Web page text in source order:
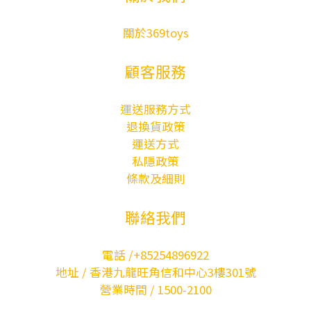
關於369toys
顧客服務
運送服務方式
退換貨政策
運送方式
私隱政策
條款及細則
聯絡我們
電話 /+85254896922
地址 / 香港九龍旺角信和中心3樓301號
營業時間 / 1500-2100